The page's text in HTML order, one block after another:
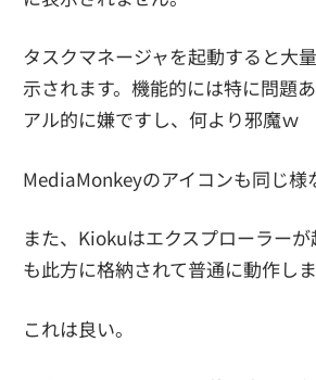
タスクマネージャを起動すると大
示されます。機能的には特に問題
アル的に嫌ですし、何より邪魔ｗ
MediaMonkeyのアイコンも同じ様
また、Kiokuはエクスプローラー
も此方に格納されて普通に動作しま
これは良い。